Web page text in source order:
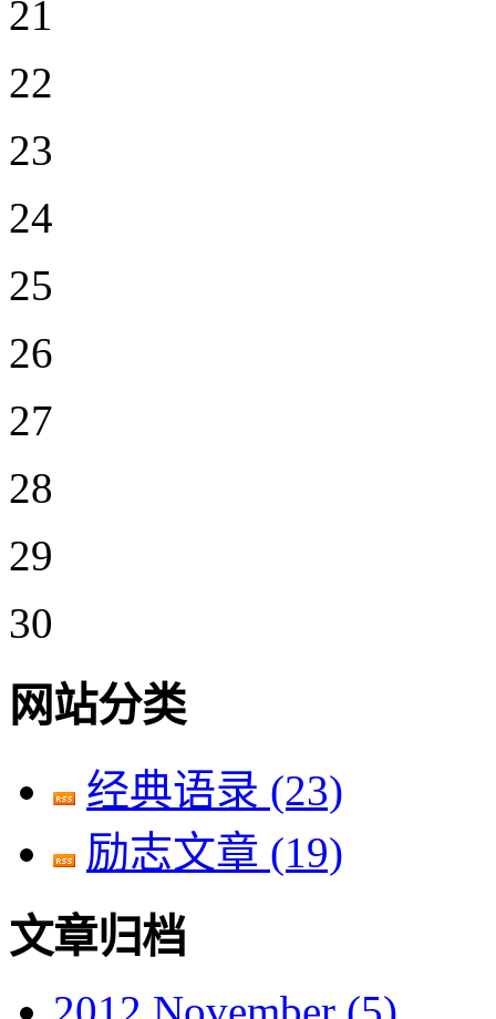
21
22
23
24
25
26
27
28
29
30
网站分类
经典语录 (23)
励志文章 (19)
文章归档